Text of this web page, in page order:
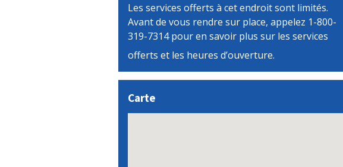
Les services offerts à cet endroit sont limités.
Avant de vous rendre sur place, appelez 1-800-
319-7314 pour en savoir plus sur les services
offerts et les heures d’ouverture.
Carte